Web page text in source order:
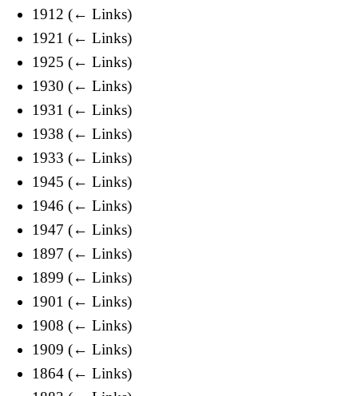
1912 (← Links)
1921 (← Links)
1925 (← Links)
1930 (← Links)
1931 (← Links)
1938 (← Links)
1933 (← Links)
1945 (← Links)
1946 (← Links)
1947 (← Links)
1897 (← Links)
1899 (← Links)
1901 (← Links)
1908 (← Links)
1909 (← Links)
1864 (← Links)